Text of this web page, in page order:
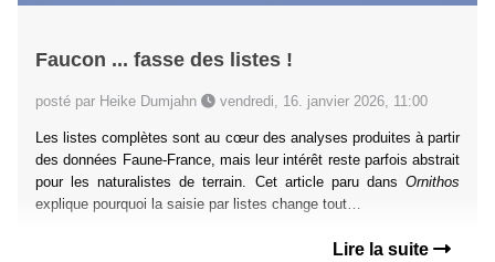
Faucon ... fasse des listes !
posté par Heike Dumjahn vendredi, 16. janvier 2026, 11:00
Les listes complètes sont au cœur des analyses produites à partir
des données Faune-France, mais leur intérêt reste parfois abstrait
pour les naturalistes de terrain. Cet article paru dans Ornithos
explique pourquoi la saisie par listes change tout…
Lire la suite